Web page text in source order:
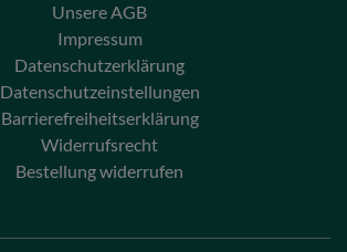
Unsere AGB
Impressum
Datenschutzerklärung
Datenschutzeinstellungen
Barrierefreiheitserklärung
Widerrufsrecht
Bestellung widerrufen